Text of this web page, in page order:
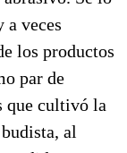
veces
los productos
par de
que cultivó la
al